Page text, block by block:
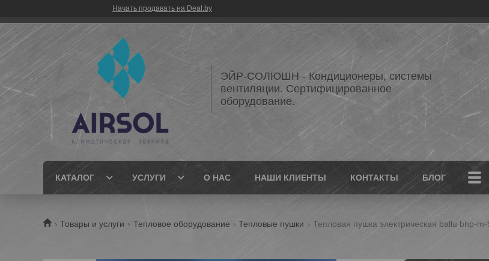
Начать продавать на Deal.by
ЭЙР-СОЛЮШН - Кондиционеры, системы
вентиляции. Сертифицированное
оборудование.
КАТАЛОГ УСЛУГИ О НАС НАШИ КЛИЕНТЫ КОНТАКТЫ БЛОГ
Товары и услуги Тепловое оборудование Тепловые пушки Тепловая пушка электрическая ballu bhp-m-